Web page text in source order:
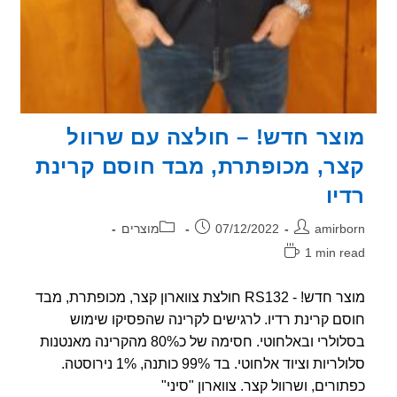
חדש! – חולצה עם שרוול
מכופתרת, מבד חוסם קרינת
פורסם:
07/12/2022 קטגוריה:
מוצרים
1 min
מוצר חדש! - RS132 חולצת צווארון קצר, מכופתרת, מבד
קרינת רדיו. לרגישים לקרינה שהפסיקו שימוש
בסלולרי ובאלחוטי. חסימה של כ80% מהקרינה מאנטנות
סלולריות וציוד אלחוטי. בד 99% כותנה, 1% נירוסטה.
ושרוול קצר. צווארון "סיני"